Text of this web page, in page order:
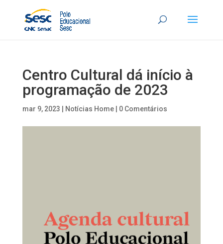
Centro Cultural dá início à
programação de 2023
mar 9, 2023 Notícias Home| 0 Comentários